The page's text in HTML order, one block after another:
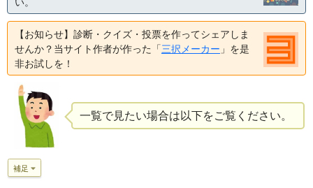
い。
【お知らせ】診断・クイズ・投票を作ってシェアしま
せんか？当サイト作者が作った「三択メーカー 」を是
非お試しを！
一覧で見たい場合は以下をご覧ください。
補足